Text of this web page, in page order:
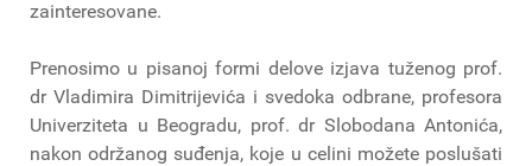
zainteresovane.
Prenosimo u pisanoj formi delove izjava tuženog prof.
dr Vladimira Dimitrijevića i svedoka odbrane, profesora
Univerziteta u Beogradu, prof. dr Slobodana Antonića,
nakon održanog suđenja, koje u celini možete poslušati